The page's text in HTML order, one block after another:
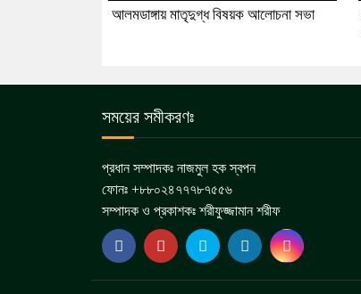
আলমডাঙ্গায় মাতৃদুগ্ধ বিষয়ক আলোচনা সভা
সময়ের সমীকরণঃ
প্রধান সম্পাদকঃ নাজমুল হক স্বপন
ফোনঃ +৮৮০২৪৭৭৭৮৭৫৫৬
সম্পাদক ও প্রকাশকঃ শরীফুজ্জামান শরীফ